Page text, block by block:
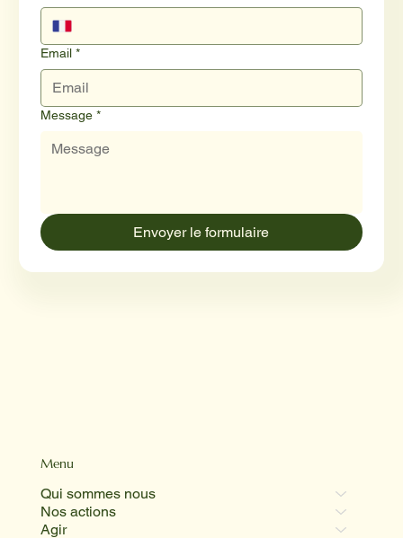
Menu
Qui sommes nous
Nos actions
Agir
Email *
Message *
Envoyer le formulaire